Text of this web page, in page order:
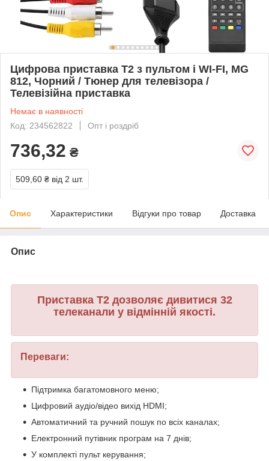
Цифрова приставка T2 з пультом і WI-FI, MG
812, Чорний / Тюнер для телевізора /
Телевізійна приставка
Немає в наявності
Код: 234562822
Опт і роздріб
736,32 ₴
509,60 ₴ від 2 шт.
Опис Характеристики Відгуки про товар Доставка
Опис
Приставка Т2 дозволяє дивитися 32
телеканали у відмінній якості.
Переваги:
Підтримка багатомовного меню;
Цифровий аудіо/відео вихід HDMI;
Автоматичний та ручний пошук по всіх каналах;
Електронний путівник програм на 7 днів;
У комплекті пульт керування;